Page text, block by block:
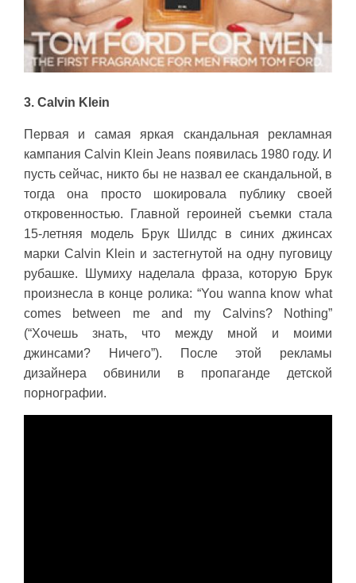
3. Calvin Klein
Первая и самая яркая скандальная рекламная
кампания Calvin Klein Jeans появилась 1980 году. И
пусть сейчас, никто бы не назвал ее скандальной, в
тогда она просто шокировала публику своей
откровенностью. Главной героиней съемки стала
15-летняя модель Брук Шилдс в синих джинсах
марки Calvin Klein и застегнутой на одну пуговицу
рубашке. Шумиху наделала фраза, которую Брук
произнесла в конце ролика: “You wanna know what
comes between me and my Calvins? Nothing”
(“Хочешь знать, что между мной и моими
джинсами? Ничего”). После этой рекламы
дизайнера обвинили в пропаганде детской
порнографии.